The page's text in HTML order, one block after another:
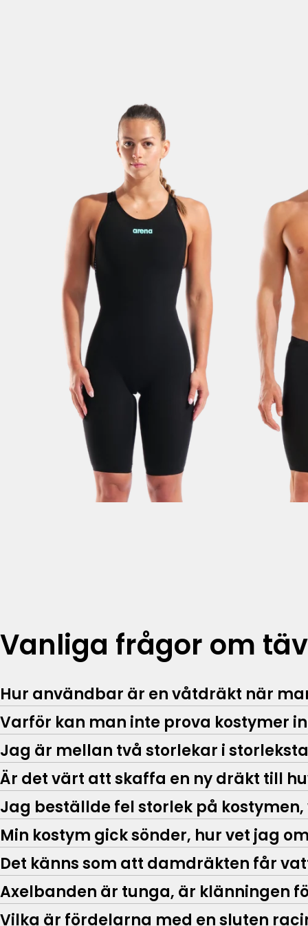
Vanliga frågor om
Hur användbar är en våtdräkt när
Varför kan man inte prova kostymer
Jag är mellan två storlekar i
Är det värt att skaffa en ny dräkt till
Jag beställde fel storlek på
Min kostym gick sönder, hur vet jag
Det känns som att damdräkten får
Axelbanden är tunga, är klänningen
Vilka är fördelarna med en sluten